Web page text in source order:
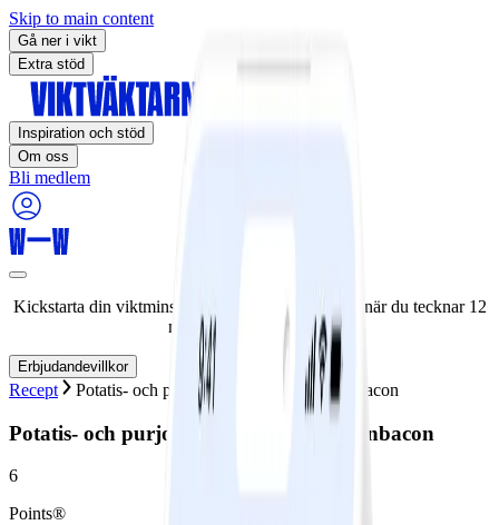
Skip to main content
Gå ner i vikt
Extra stöd
Inspiration och stöd
Om oss
Bli medlem
Kickstarta din viktminskningsresa nu! Spara 50% när du tecknar 12
månaders medlemskap.
Erbjudandevillkor
Recept Potatis- och purjolökssoppa med kalkonbacon
Potatis- och purjolökssoppa med kalkonbacon
6
Points®